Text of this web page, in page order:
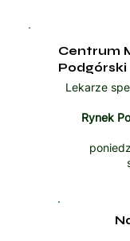
Centrum
Podgórski
Lekarze
Rynek